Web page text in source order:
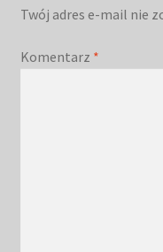
Twój adres e-mail nie
Komentarz *